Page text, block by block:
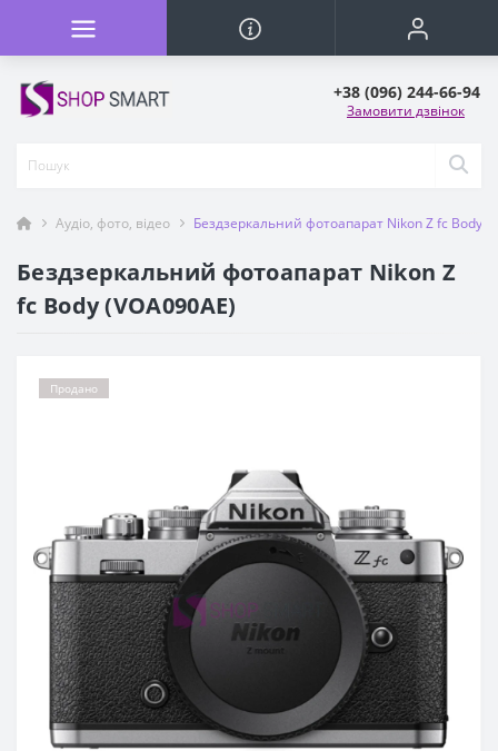
+38 (096) 244-66-94
Замовити дзвінок
Аудіо, фото, відео Бездзеркальний фотоапарат Nikon Z fc Body
Бездзеркальний фотоапарат Nikon Z
fc Body (VOA090AE)
Продано